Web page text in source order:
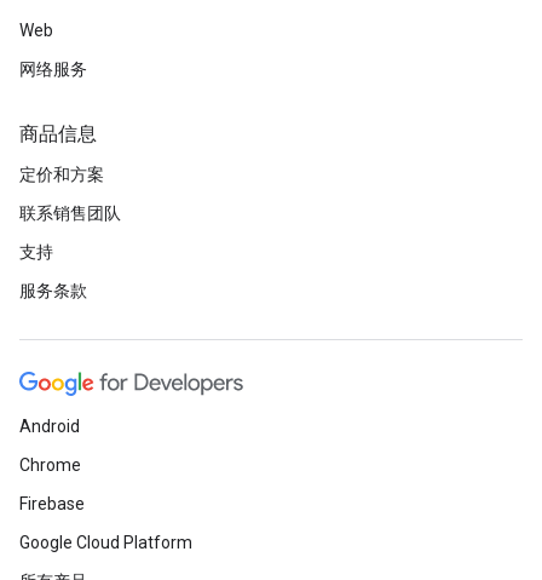
Web
网络服务
商品信息
定价和方案
联系销售团队
支持
服务条款
Android
Chrome
Firebase
Google Cloud Platform